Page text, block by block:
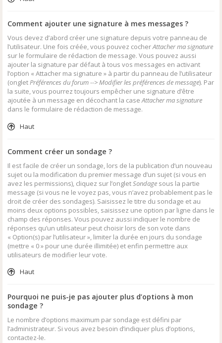
Comment ajouter une signature à mes messages ?
Vous devez d’abord créer une signature depuis votre panneau de
l’utilisateur. Une fois créée, vous pouvez cocherAttacher ma signature
sur le formulaire de rédaction de message. Vous pouvez aussi
ajouter la signature par défaut à tous vos messages en activant
l’option « Attacher ma signature » à partir du panneau de l’utilisateur
(ongletPréférences du forum --> Modifier les préférences de message). Par
la suite, vous pourrez toujours empêcher une signature d’être
ajoutée à un message en décochant la caseAttacher ma signature
dans le formulaire de rédaction de message.
Haut
Comment créer un sondage ?
Il est facile de créer un sondage, lors de la publication d’un nouveau
sujet ou la modification du premier message d’un sujet (si vous en
avez les permissions), cliquez sur l’ongletSondage sous la partie
message (si vous ne le voyez pas, vous n’avez probablement pas le
droit de créer des sondages). Saisissez le titre du sondage et au
moins deux options possibles, saisissez une option par ligne dans le
champ des réponses. Vous pouvez aussi indiquer le nombre de
réponses qu’un utilisateur peut choisir lors de son vote dans
« Option(s) par l’utilisateur », limiter la durée en jours du sondage
(mettre « 0 » pour une durée illimitée) et enfin permettre aux
utilisateurs de modifier leur vote.
Haut
Pourquoi ne puis-je pas ajouter plus d’options à mon
sondage ?
Le nombre d’options maximum par sondage est défini par
l’administrateur. Si vous avez besoin d’indiquer plus d’options,
contactez-le.